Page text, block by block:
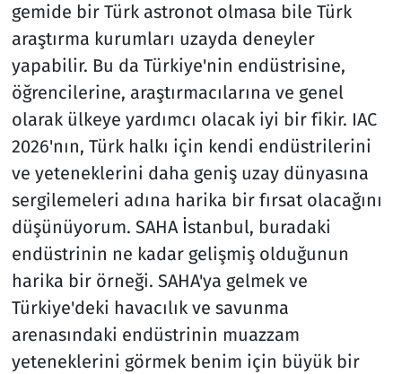
gemide bir Türk astronot olmasa bile Türk
araştırma kurumları uzayda deneyler
yapabilir. Bu da Türkiye'nin endüstrisine,
öğrencilerine, araştırmacılarına ve genel
olarak ülkeye yardımcı olacak iyi bir fikir. IAC
2026'nın, Türk halkı için kendi endüstrilerini
ve yeteneklerini daha geniş uzay dünyasına
sergilemeleri adına harika bir fırsat olacağını
düşünüyorum. SAHA İstanbul, buradaki
endüstrinin ne kadar gelişmiş olduğunun
harika bir örneği. SAHA'ya gelmek ve
Türkiye'deki havacılık ve savunma
arenasındaki endüstrinin muazzam
yeteneklerini görmek benim için büyük bir